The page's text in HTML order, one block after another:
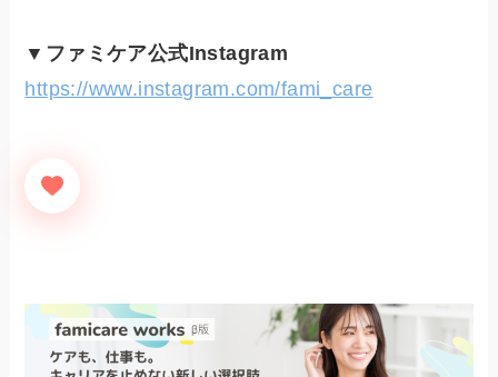
▼ファミケア公式Instagram
https://www.instagram.com/fami_care